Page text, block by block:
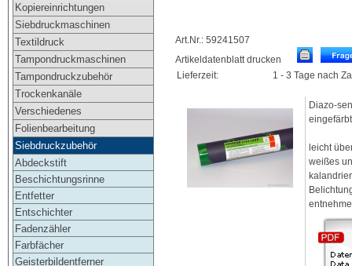
Kopiereinrichtungen
Siebdruckmaschinen
Textildruck
Tampondruckmaschinen
Tampondruckzubehör
Trockenkanäle
Verschiedenes
Folienbearbeitung
Siebdruckzubehör
Abdeckstift
Beschichtungsrinne
Entfetter
Entschichter
Fadenzähler
Farbfächer
Geisterbildentferner
Art.Nr.: 59241507
Artikeldatenblatt drucken
Lieferzeit:
1 - 3 Tage nach
Diazo-
eingefärbt
leicht
weißes